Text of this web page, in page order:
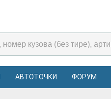
АВТОТОЧКИ ФОРУМ